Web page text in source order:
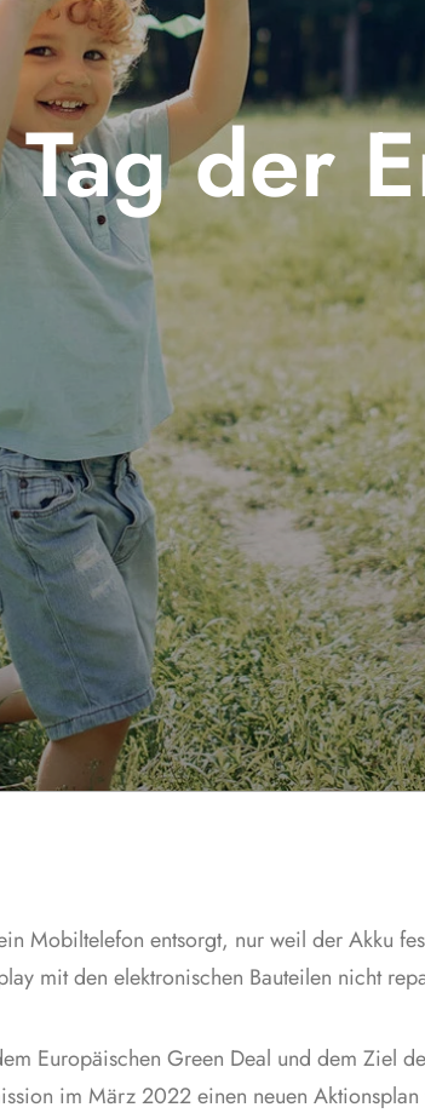
Tag der
Mobiltelefon entsorgt, nur weil der Akku
mit den elektronischen Bauteilen nicht
Europäischen Green Deal und dem Ziel
im März 2022 einen neuen